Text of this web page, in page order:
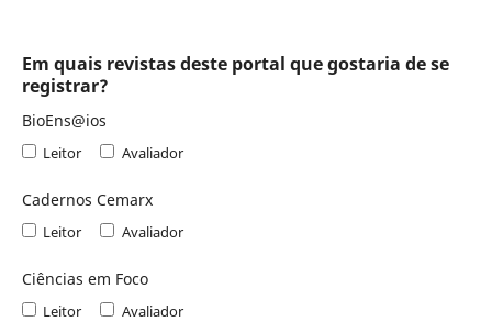
Em quais revistas deste portal que gostaria de se
registrar?
BioEns@ios
Leitor Avaliador
Cadernos Cemarx
Leitor Avaliador
Ciências em Foco
Leitor Avaliador